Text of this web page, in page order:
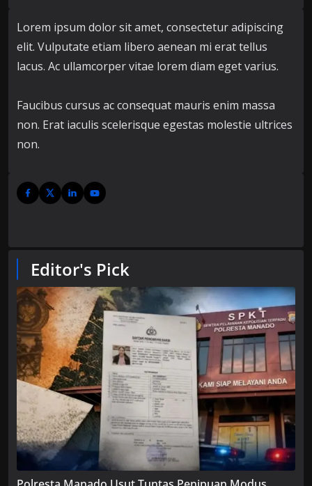
Lorem ipsum dolor sit amet, consectetur adipiscing
elit. Vulputate etiam libero aenean mi erat tellus
lacus. Ac ullamcorper vitae lorem diam eget varius.
Faucibus cursus ac consequat mauris enim massa
non. Erat iaculis scelerisque egestas molestie ultrices
non.
Editor's Pick